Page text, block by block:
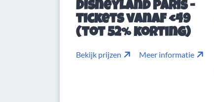
Disneyland Paris -
tickets vanaf €49
(tot 52% korting)
Bekijk prijzen Meer informatie